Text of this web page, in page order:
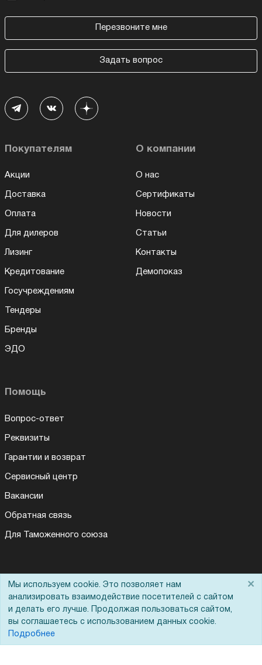
Перезвоните мне
Задать вопрос
Покупателям
Акции
Доставка
Оплата
Для дилеров
Лизинг
Кредитование
Госучреждениям
Тендеры
Бренды
ЭДО
О компании
О нас
Сертификаты
Новости
Статьи
Контакты
Демопоказ
Помощь
Вопрос-ответ
Реквизиты
Гарантии и возврат
Сервисный центр
Вакансии
Обратная связь
Для Таможенного союза
© 2002 - 2026 Форофис – поставки оборудования для бизнеса:
полиграфического, банковского, презентационного и оргтехники
Мы используем cookie. Это позволяет нам
анализировать взаимодействие посетителей с сайтом
и делать его лучше. Продолжая пользоваться сайтом,
вы соглашаетесь с использованием данных cookie.
Подробнее
×